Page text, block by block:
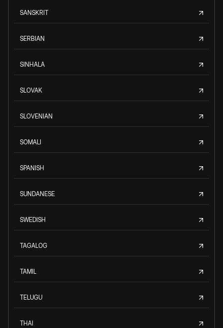
SANSKRIT
SERBIAN
SINHALA
SLOVAK
SLOVENIAN
SOMALI
SPANISH
SUNDANESE
SWEDISH
TAGALOG
TAMIL
TELUGU
THAI